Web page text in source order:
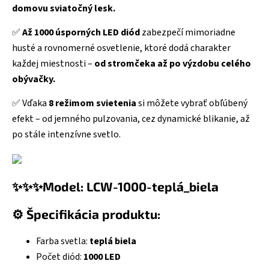
domovu sviatočný lesk.
✅Až 1000 úsporných LED diódzabezpečí mimoriadne
husté a rovnomerné osvetlenie, ktoré dodá charakter
každej miestnosti – od stromčeka až po výzdobu celého
obývačky.
✅ Vďaka 8 režimom svieteniasi môžete vybrať obľúbený
efekt – od jemného pulzovania, cez dynamické blikanie, až
po stále intenzívne svetlo.
✨✨✨Model: LCW-1000-teplá_biela
⚙️ Špecifikácia produktu:
Farba svetla: teplá biela
Počet diód: 1000 LED